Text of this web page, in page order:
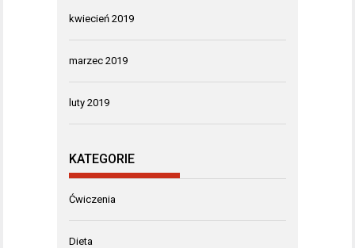
kwiecień 2019
marzec 2019
luty 2019
KATEGORIE
Ćwiczenia
Dieta